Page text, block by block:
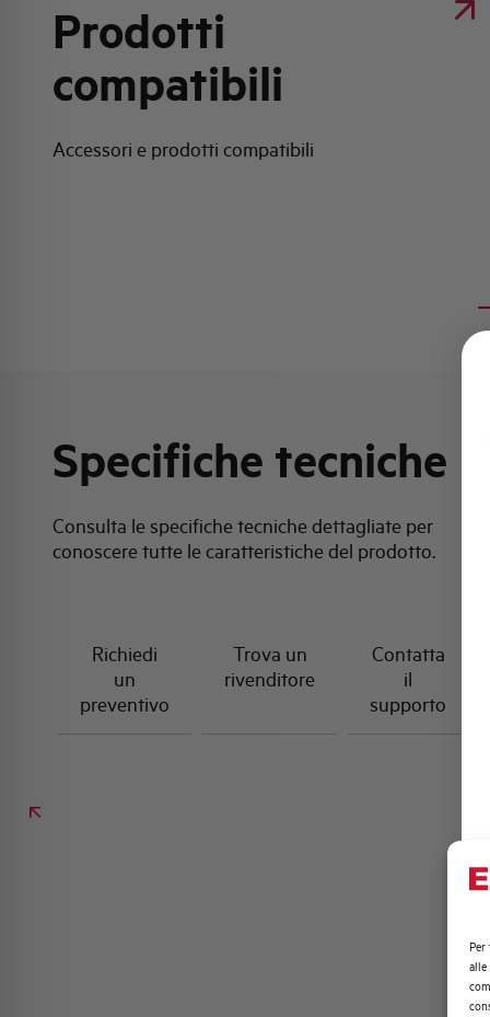
Per
alle
Prodotti
compatibili
Accessori e prodotti compatibili
Specifiche tecniche
Consulta le specifiche tecniche dettagliate per
conoscere tutte le caratteristiche del prodotto.
Richiedi
un
preventivo
Trova un
rivenditore
Contatta
il
supporto